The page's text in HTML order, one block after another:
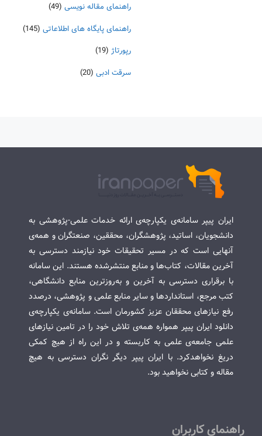
راهنمای مقاله نویسی (49)
راهنمای پایگاه های اطلاعاتی (145)
رپورتاژ (19)
سرقت ادبی (20)
ایران پیپر سامانه‌ی یکپارچه‌ی ارائه خدمات علمی-پژوهشی به
دانشجویان، اساتید، پژوهشگران، محققین، صنعتگران و همه‌ی
آنهایی است که در مسیر تحقیقات خود نیازمند دسترسی به
آخرین مقالات، کتاب‌ها و منابع منتشرشده هستند. این سامانه
با برقراری دسترسی به آخرین و به‌روزترین منابع دانشگاهی،
کتب مرجع، استانداردها و سایر منابع علمی و پژوهشی، درصدد
رفع نیازهای محققان عزیز کشورمان است. سامانه‌ی یکپارچه‌ی
دانلود ایران پیپر همواره همه‌ی تلاش خود را در تامین نیازهای
علمی جامعه‌ی علمی به کاربسته و در این راه از هیچ کمکی
دریغ نخواهدکرد. با ایران پیپر دیگر نگران دسترسی به هیچ
مقاله و کتابی نخواهید بود.
راهنمای کاربران